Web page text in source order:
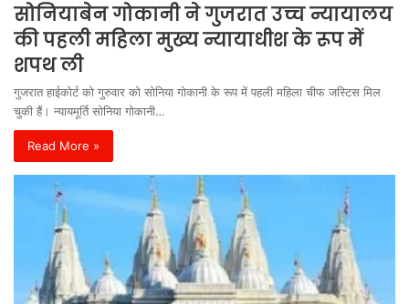
सोनियाबेन गोकानी ने गुजरात उच्च न्यायालय
की पहली महिला मुख्य न्यायाधीश के रूप में
शपथ ली
गुजरात हाईकोर्ट को गुरुवार को सोनिया गोकानी के रूप में पहली महिला चीफ जस्टिस मिल
चुकी हैं। न्यायमूर्ति सोनिया गोकानी…
Read More »